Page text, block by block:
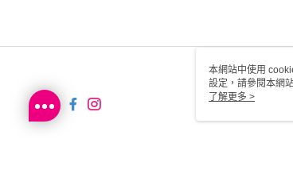
本網站中使用
設定，請參閱本網
用 cookie。
了解更多 >